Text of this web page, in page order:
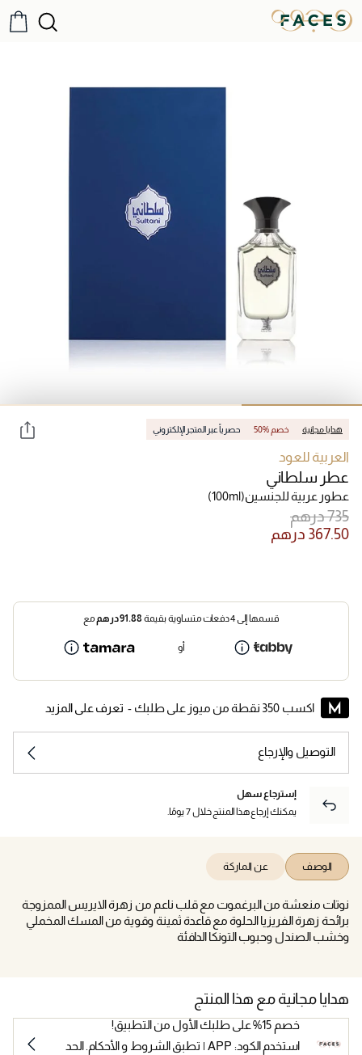
هدايا مجانية 50% خصم حصرياً عبر المتجر الإلكتروني
العربية للعود
عطر سلطاني
عطور عربية للجنسين(100ml)
قسمها إلى 4 دفعات متساوية بقيمة 91.88درهممع
أو
اكسب 350 نقطة من ميوز على طلبك - تعرف على المزيد
التوصيل والإرجاع
إسترجاع سهل
يمكنك إرجاع هذا المنتج خلال 7 يومًا.
الوصف عن الماركة
نوتات منعشة من البرغموت مع قلب ناعم من زهرة الايريس الممزوجة
برائحة زهرة الفريزيا الحلوة مع قاعدة ثمينة وقوية من المسك المخملي
وخشب الصندل وحبوب التونكا الدافئة
هدايا مجانية مع هذا المنتج
خصم 15% على طلبك الأول من التطبيق!
استخدم الكود: APP | تطبق الشروط و الأحكام. الحد